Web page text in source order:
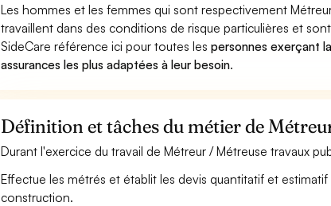
Les hommes et les femmes qui sont respectivement
travaillent dans des conditions de risque particulières et
SideCare référence ici pour toutes lespersonnes exerçant
assurances les plus adaptées à leur besoin.
Définition et tâches du métier de
Durant l'exercice du travail de Métreur / Métreuse travaux
Effectue les métrés et établit les devis quantitatif et
construction.